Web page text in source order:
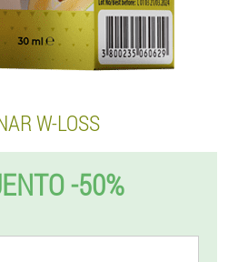
W-LOSS
-50%